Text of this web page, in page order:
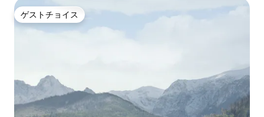
ゲストチョイス
ゲストチョイス